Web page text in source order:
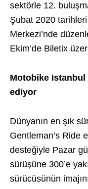
sektörle 12.
Şubat 2020
Merkezi’nde
Ekim’de Biletix
Motobike
ediyor
Dünyanın en şık
Gentleman’s Ride
desteğiyle Pazar
sürüşüne 300’e
sürücüsünün